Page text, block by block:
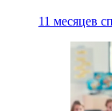
11 месяцев